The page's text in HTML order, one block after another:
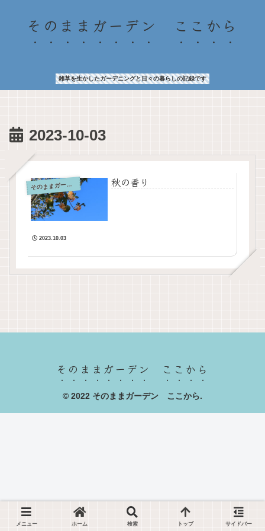
そのままガーデン ここから
雑草を生かしたガーデニングと日々の暮らしの記録です
2023-10-03
そ
のままガーデン 秋の香り
2023.10.03
そのままガーデン ここから
© 2022 そのままガーデン ここから.
メニュー ホーム 検索 トップ サイドバー